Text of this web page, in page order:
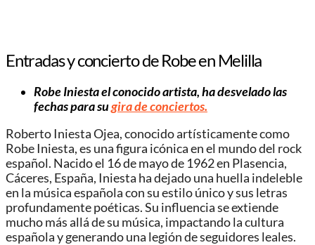
Entradas y concierto de Robe en Melilla
Robe Iniesta el conocido artista, ha desvelado las
fechas para sugira de conciertos.
Roberto Iniesta Ojea, conocido artísticamente como
Robe Iniesta, es una figura icónica en el mundo del rock
español. Nacido el 16 de mayo de 1962 en Plasencia,
Cáceres, España, Iniesta ha dejado una huella indeleble
en la música española con su estilo único y sus letras
profundamente poéticas. Su influencia se extiende
mucho más allá de su música, impactando la cultura
española y generando una legión de seguidores leales.